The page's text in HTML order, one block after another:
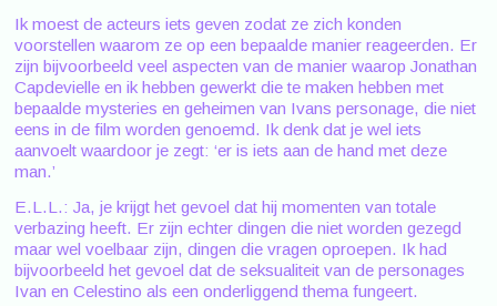
Ik moest de acteurs iets geven zodat ze zich konden
voorstellen waarom ze op een bepaalde manier reageerden. Er
zijn bijvoorbeeld veel aspecten van de manier waarop Jonathan
Capdevielle en ik hebben gewerkt die te maken hebben met
bepaalde mysteries en geheimen van Ivans personage, die niet
eens in de film worden genoemd. Ik denk dat je wel iets
aanvoelt waardoor je zegt: ‘er is iets aan de hand met deze
man.’
E.L.L.: Ja, je krijgt het gevoel dat hij momenten van totale
verbazing heeft. Er zijn echter dingen die niet worden gezegd
maar wel voelbaar zijn, dingen die vragen oproepen. Ik had
bijvoorbeeld het gevoel dat de seksualiteit van de personages
Ivan en Celestino als een onderliggend thema fungeert.